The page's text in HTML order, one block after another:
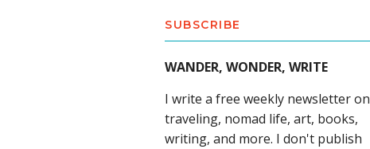
SUBSCRIBE
WANDER, WONDER, WRITE
I write a free weekly newsletter on
traveling, nomad life, art, books,
writing, and more. I don't publish